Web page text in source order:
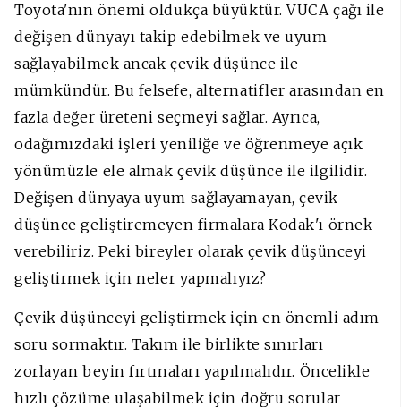
Toyota'nın önemi oldukça büyüktür. VUCA çağı ile
değişen dünyayı takip edebilmek ve uyum
sağlayabilmek ancak çevik düşünce ile
mümkündür. Bu felsefe, alternatifler arasından en
fazla değer üreteni seçmeyi sağlar. Ayrıca,
odağımızdaki işleri yeniliğe ve öğrenmeye açık
yönümüzle ele almak çevik düşünce ile ilgilidir.
Değişen dünyaya uyum sağlayamayan, çevik
düşünce geliştiremeyen firmalara Kodak'ı örnek
verebiliriz. Peki bireyler olarak çevik düşünceyi
geliştirmek için neler yapmalıyız?
Çevik düşünceyi geliştirmek için en önemli adım
soru sormaktır. Takım ile birlikte sınırları
zorlayan beyin fırtınaları yapılmalıdır. Öncelikle
hızlı çözüme ulaşabilmek için doğru sorular